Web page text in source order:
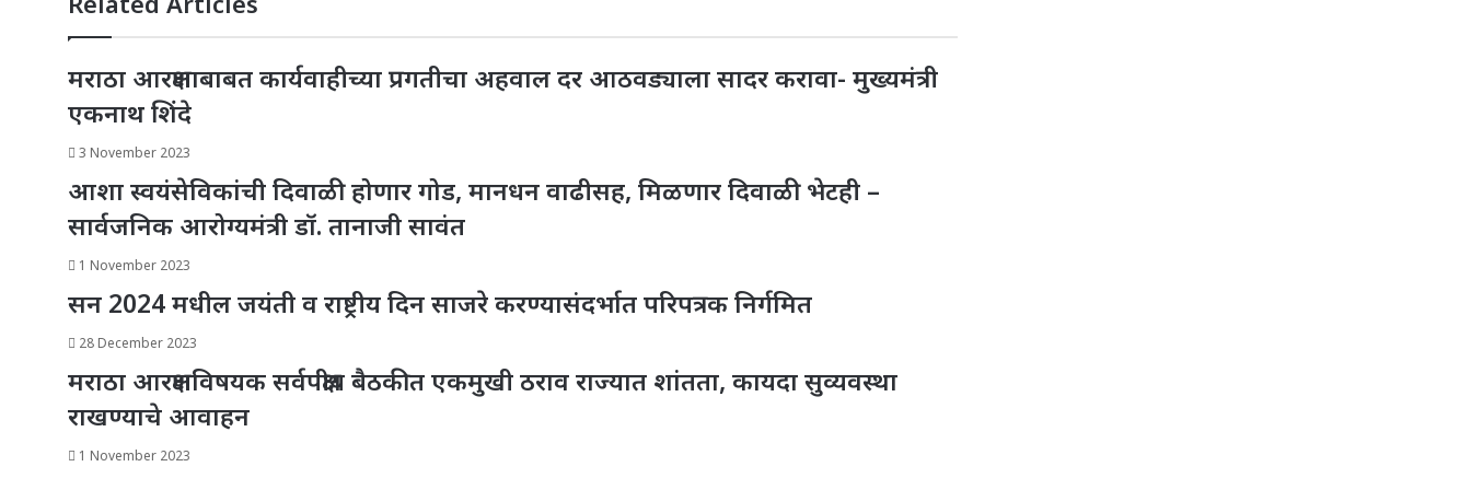
मराठा आरक्षणाबाबत कार्यवाहीच्या प्रगतीचा अहवाल दर आठवड्याला सादर करावा- मुख्यमंत्री
एकनाथ शिंदे
3 November 2023
आशा स्वयंसेविकांची दिवाळी होणार गोड, मानधन वाढीसह, मिळणार दिवाळी भेटही –
सार्वजनिक आरोग्यमंत्री डॉ. तानाजी सावंत
1 November 2023
सन 2024 मधील जयंती व राष्ट्रीय दिन साजरे करण्यासंदर्भात परिपत्रक निर्गमित
28 December 2023
मराठा आरक्षणविषयक सर्वपक्षीय बैठकीत एकमुखी ठराव राज्यात शांतता, कायदा सुव्यवस्था
राखण्याचे आवाहन
1 November 2023